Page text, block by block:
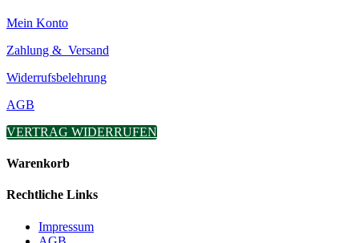
Mein Konto
Zahlung & Versand
Widerrufsbelehrung
AGB
VERTRAG WIDERRUFEN
Warenkorb
Rechtliche Links
Impressum